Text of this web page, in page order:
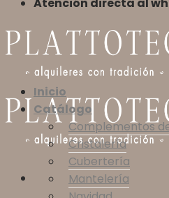
Inicio
Catálogo
Complementos
Cristalería
Cubertería
Mantelería